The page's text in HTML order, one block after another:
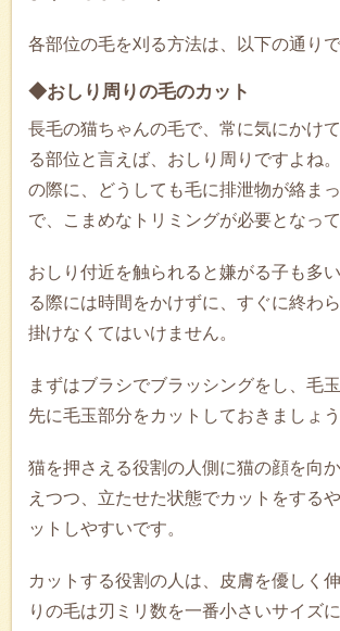
各部位の毛を刈る方法は、以下の通りで
◆おしり周りの毛のカット
長毛の猫ちゃんの毛で、常に気にかけ
る部位と言えば、おしり周りですよね
の際に、どうしても毛に排泄物が絡ま
で、こまめなトリミングが必要となって
おしり付近を触られると嫌がる子も多
る際には時間をかけずに、すぐに終わ
掛けなくてはいけません。
まずはブラシでブラッシングをし、毛
先に毛玉部分をカットしておきましょう
猫を押さえる役割の人側に猫の顔を向
えつつ、立たせた状態でカットをする
ットしやすいです。
カットする役割の人は、皮膚を優しく
りの毛は刃ミリ数を一番小さいサイズ